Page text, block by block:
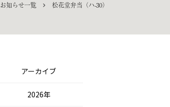
お知らせ一覧 松花堂弁当（ハ-30）
アーカイブ
2026年